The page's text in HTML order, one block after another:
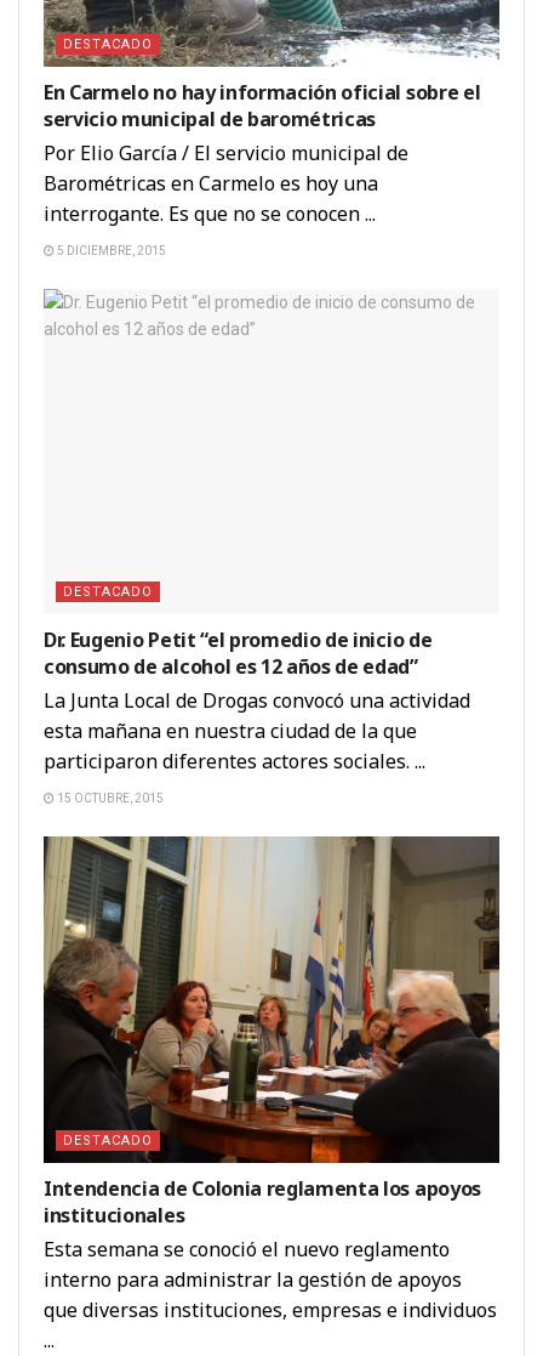
DESTACADO
En Carmelo no hay información oficial sobre el
servicio municipal de barométricas
Por Elio García / El servicio municipal de
Barométricas en Carmelo es hoy una
interrogante. Es que no se conocen ...
5 DICIEMBRE, 2015
DESTACADO
Dr. Eugenio Petit “el promedio de inicio de
consumo de alcohol es 12 años de edad”
La Junta Local de Drogas convocó una actividad
esta mañana en nuestra ciudad de la que
participaron diferentes actores sociales. ...
15 OCTUBRE, 2015
DESTACADO
Intendencia de Colonia reglamenta los apoyos
institucionales
Esta semana se conoció el nuevo reglamento
interno para administrar la gestión de apoyos
que diversas instituciones, empresas e individuos
...